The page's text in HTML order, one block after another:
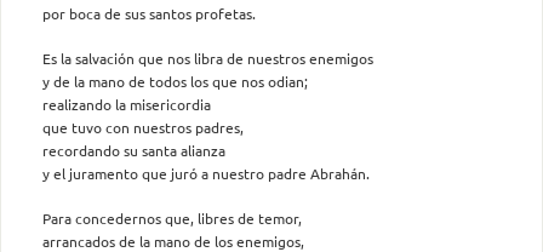
por boca de sus santos profetas.
Es la salvación que nos libra de nuestros enemigos
y de la mano de todos los que nos odian;
realizando la misericordia
que tuvo con nuestros padres,
recordando su santa alianza
y el juramento que juró a nuestro padre Abrahán.
Para concedernos que, libres de temor,
arrancados de la mano de los enemigos,